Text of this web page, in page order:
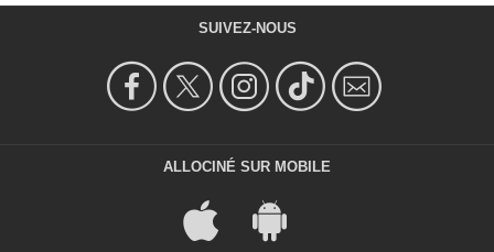
SUIVEZ-NOUS
ALLOCINÉ SUR MOBILE